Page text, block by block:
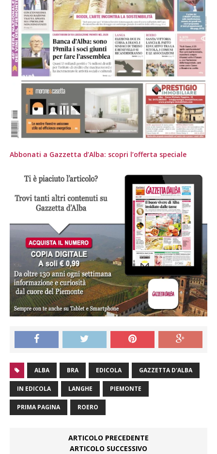
Abbonati a Gazzetta d’Alba: scopri l’offerta speciale
ALBA BRA EDICOLA GAZZETTA D'ALBA
IN EDICOLA LANGHE PIEMONTE
PRIMA PAGINA ROERO
ARTICOLO PRECEDENTE
ARTICOLO SUCCESSIVO